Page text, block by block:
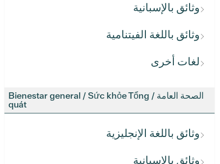
وثائق بالإسبانية
وثائق باللغة الفيتنامية
لغات أخرى
الصحة العامة / Bienestar general / Sức khỏe Tổng
quát
وثائق باللغة الإنجليزية
وثائق بالإسبانية